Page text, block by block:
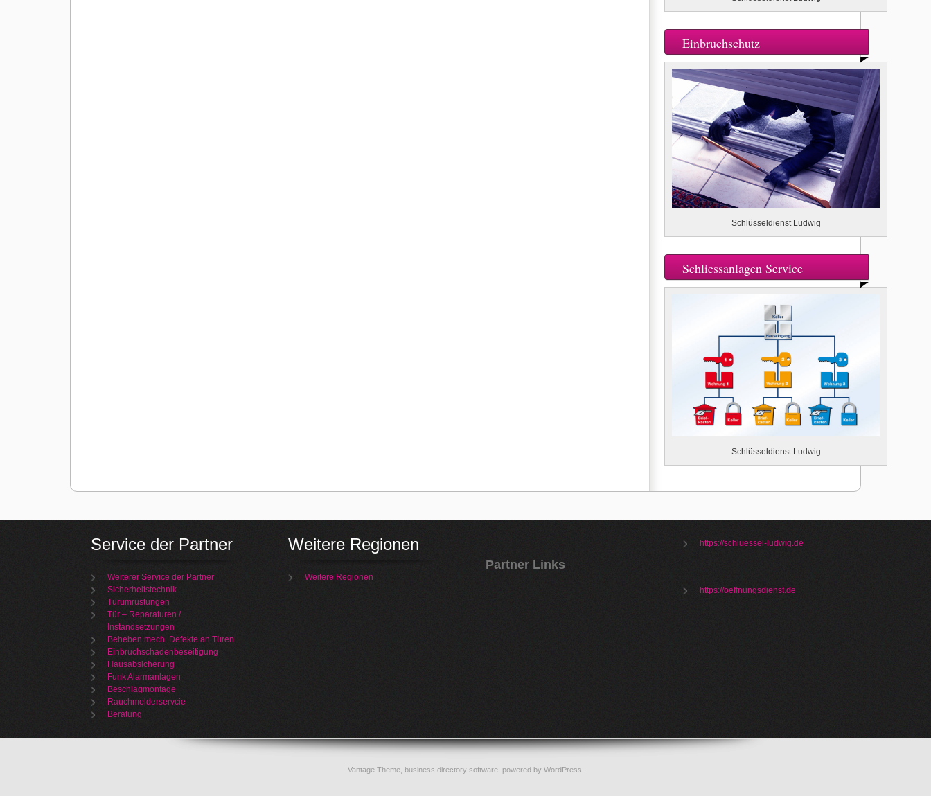
Einbruchschutz
Schlüsseldienst Ludwig
Schliessanlagen Service
Schlüsseldienst Ludwig
Service der Partner
Weiterer Service der Partner
Sicherheitstechnik
Türumrüstungen
Tür – Reparaturen /
Instandsetzungen
Beheben mech. Defekte an Türen
Einbruchschadenbeseitigung
Hausabsicherung
Funk Alarmanlagen
Beschlagmontage
Rauchmelderservcie
Beratung
Weitere Regionen
Weitere Regionen
Partner Links
https://schluessel-ludwig.de
https://oeffnungsdienst.de
Vantage Theme, business directory software, powered by WordPress